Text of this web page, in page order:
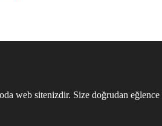
web sitenizdir. Size doğrudan